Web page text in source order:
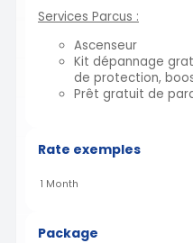
Services Parcus :
Ascenseur
Kit dépannage
de protection,
Prêt gratuit de
Rate exemples
1 Month
Package